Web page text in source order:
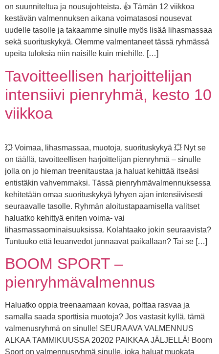
on suunniteltua ja nousujohteista. 👍 Tämän 12 viikkoa
kestävän valmennuksen aikana voimatasosi nousevat
uudelle tasolle ja takaamme sinulle myös lisää lihasmassaa
sekä suorituskykyä. Olemme valmentaneet tässä ryhmässä
upeita tuloksia niin naisille kuin miehille. […]
Tavoitteellisen harjoittelijan
intensiivi pienryhmä, kesto 10
viikkoa
💥 Voimaa, lihasmassaa, muotoja, suorituskykyä 💥 Nyt se
on täällä, tavoitteellisen harjoittelijan pienryhmä – sinulle
jolla on jo hieman treenitaustaa ja haluat kehittää itseäsi
entistäkin vahvemmaksi. Tässä pienryhmävalmennuksessa
kehitetään omaa suorituskykyä lyhyen ajan intensiivisesti
seuraavalle tasolle. Ryhmän aloitustapaamisella valitset
haluatko kehittyä eniten voima- vai
lihasmassaominaisuuksissa. Kolahtaako jokin seuraavista?
Tuntuuko että leuanvedot junnaavat paikallaan? Tai se […]
BOOM SPORT –
pienryhmävalmennus
Haluatko oppia treenaamaan kovaa, polttaa rasvaa ja
samalla saada sporttisia muotoja? Jos vastasit kyllä, tämä
valmenusryhmä on sinulle! SEURAAVA VALMENNUS
ALKAA TAMMIKUUSSA 20202 PAIKKAA JÄLJELLÄ! Boom
Sport on valmennusryhmä sinulle, joka haluat muokata